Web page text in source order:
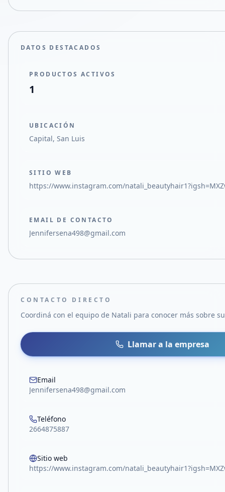
DATOS DESTACADOS
PRODUCTOS ACTIVOS
1
UBICACIÓN
Capital, San Luis
SITIO WEB
https://www.instagram.com/
EMAIL DE CONTACTO
Jennifersena498@gmail.com
CONTACTO DIRECTO
Coordiná con el equipo de Natali para conocer más sobre
Llamar a la empresa
Email
Jennifersena498@gmail.com
Teléfono
2664875887
Sitio web
https://www.instagram.com/